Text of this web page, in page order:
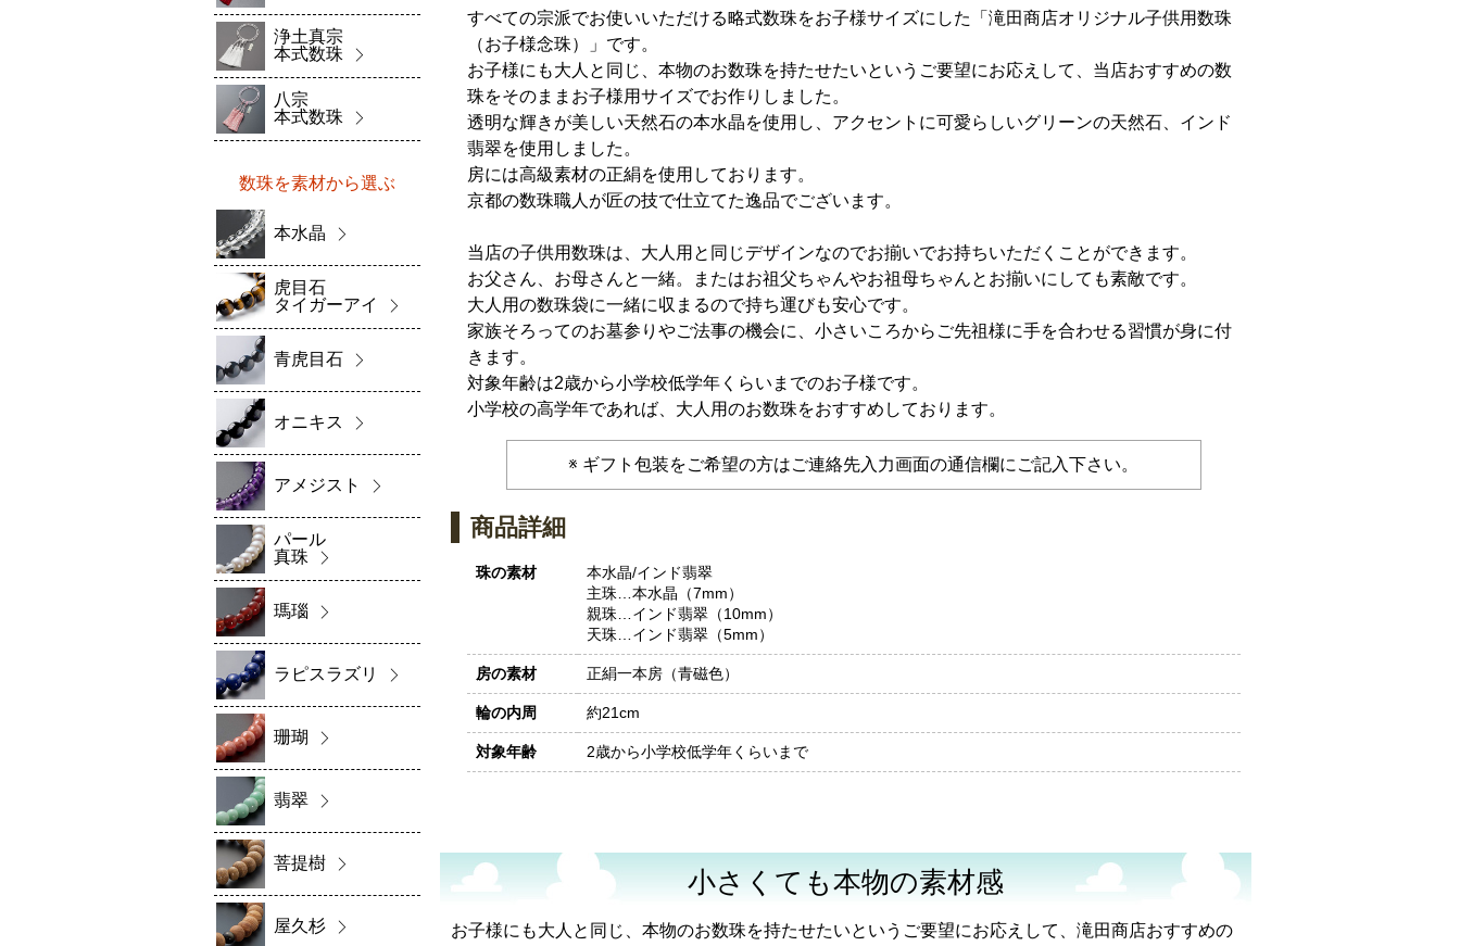
すべての宗派でお使いいただける略式数珠をお子様サイズにした「滝田商店オリジナル子供用数珠
（お子様念珠）」です。
お子様にも大人と同じ、本物のお数珠を持たせたいというご要望にお応えして、当店おすすめの数
珠をそのままお子様用サイズでお作りしました。
透明な輝きが美しい天然石の本水晶を使用し、アクセントに可愛らしいグリーンの天然石、インド
翡翠を使用しました。
房には高級素材の正絹を使用しております。
京都の数珠職人が匠の技で仕立てた逸品でございます。
当店の子供用数珠は、大人用と同じデザインなのでお揃いでお持ちいただくことができます。
お父さん、お母さんと一緒。またはお祖父ちゃんやお祖母ちゃんとお揃いにしても素敵です。
大人用の数珠袋に一緒に収まるので持ち運びも安心です。
家族そろってのお墓参りやご法事の機会に、小さいころからご先祖様に手を合わせる習慣が身に付
きます。
対象年齢は2歳から小学校低学年くらいまでのお子様です。
小学校の高学年であれば、大人用のお数珠をおすすめしております。
ギフト包装をご希望の方はご連絡先入力画面の通信欄にご記入下さい。
商品詳細
珠の素材
本水晶/インド翡翠
主珠…本水晶（7mm）
親珠…インド翡翠（10mm）
天珠…インド翡翠（5mm）
房の素材 正絹一本房（青磁色）
輪の内周 約21cm
対象年齢 2歳から小学校低学年くらいまで
小さくても本物の素材感
お子様にも大人と同じ、本物のお数珠を持たせたいというご要望にお応えして、滝田商店おすすめの
浄土真宗
本式数珠
八宗
本式数珠
数珠を素材から選ぶ
本水晶
虎目石
タイガーアイ
青虎目石
オニキス
アメジスト
パール
真珠
瑪瑙
ラピスラズリ
珊瑚
翡翠
菩提樹
屋久杉